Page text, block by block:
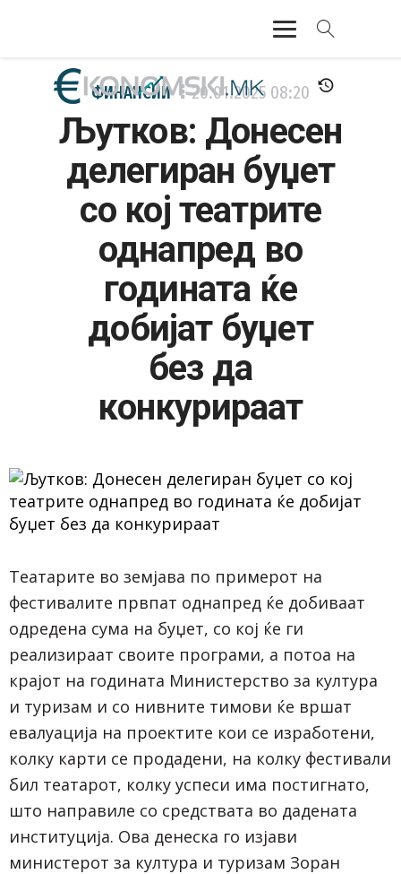
АКТУЕЛНО
ЕКОНОМИЈА
ФИНАНСИИ
БАНКАРСТВО
ЖИВОТ
ФИНАНСИИ 20.01.2025 08:20
Љутков: Донесен
делегиран буџет
со кој театрите
однапред во
годината ќе
добијат буџет
без да
конкурираат
Театарите во земјава по примерот на
фестивалите првпат однапред ќе добиваат
одредена сума на буџет, со кој ќе ги
реализираат своите програми, а потоа на
крајот на годината Министерство за култура
и туризам и со нивните тимови ќе вршат
евалуација на проектите кои се изработени,
колку карти се продадени, на колку фестивали
бил театарот, колку успеси има постигнато,
што направиле со средствата во дадената
институција. Ова денеска го изјави
министерот за култура и туризам Зоран